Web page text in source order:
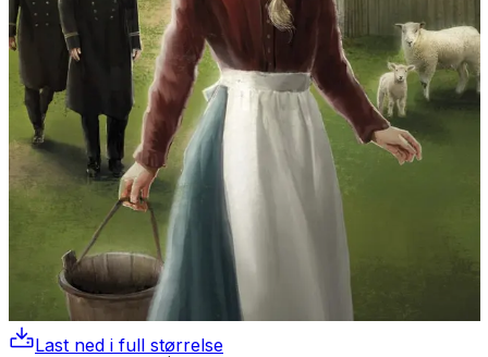
Last ned i full størrelse